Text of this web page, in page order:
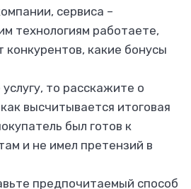
сервиса –
технологиям работаете,
конкурентов, какие бонусы
то расскажите о
высчитывается итоговая
был готов к
и не имел претензий в
предпочитаемый способ